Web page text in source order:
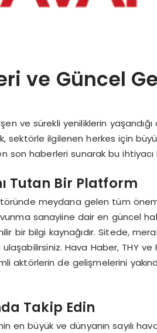
ve Güncel
ve sürekli yeniliklerin
ilgilenen herkes için
son haberleri sunarak bu ihtiyacı
Tutan Bir Platform
meydana gelen tüm
sanayiine dair en güncel
bir bilgi kaynağıdır. Sitede,
Hava Haber, THY
aktörlerin de gelişmelerini
Takip Edin
en büyük ve dünyanın sayılı